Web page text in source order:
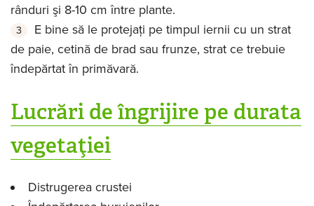
rânduri şi 8-10 cm între plante.
E bine să le protejaţi pe timpul iernii cu un strat
de paie, cetină de brad sau frunze, strat ce trebuie
îndepărtat în primăvară.
Lucrări de îngrijire pe durata
vegetaţiei
Distrugerea crustei